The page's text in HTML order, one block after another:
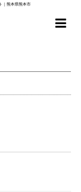
｜熊本県熊本市